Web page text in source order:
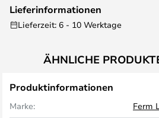
Lieferinformationen
Lieferzeit: 6 - 10 Werktage
ÄHNLICHE
Produktinformationen
Marke:
Ferm